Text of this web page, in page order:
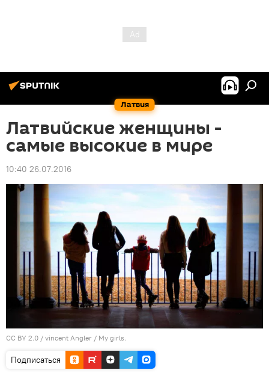
Латвия
Латвийские женщины -
самые высокие в мире
10:40 26.07.2016
CC BY 2.0 / vincent Angler / My girls.
Подписаться